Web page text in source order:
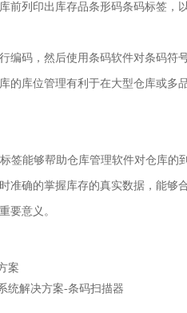
前列印出库存品条形码条码标签，
编码，然后使用条码软件对条码
的库位管理有利于在大型仓库或
签能够帮助仓库管理软件对仓库
准确的掌握库存的真实数据，能
要意义。
案
统解决方案-条码扫描器